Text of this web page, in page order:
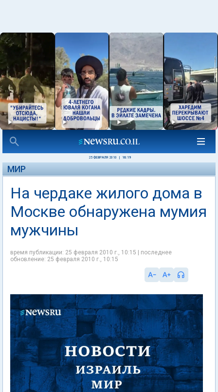
25 ФЕВРАЛЯ 2010 16:19
МИР
На чердаке жилого дома в
Москве обнаружена мумия
мужчины
время публикации: 25 февраля 2010 г., 10:15 | последнее
обновление: 25 февраля 2010 г., 10:15